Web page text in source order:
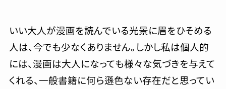
いい大人が漫画を読んでいる光景に眉をひそめる
人は、今でも少なくありません。しかし私は個人的
には、漫画は大人になっても様々な気づきを与えて
くれる、一般書籍に何ら遜色ない存在だと思ってい